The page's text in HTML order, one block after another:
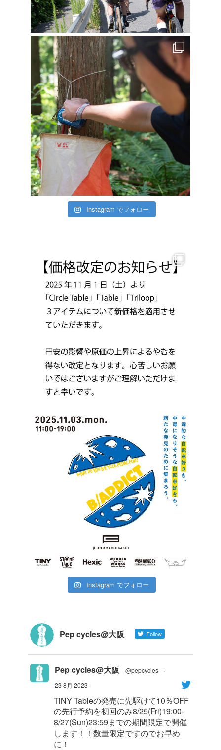
Instagram でフォロー
Instagram でフォロー
Pep cycles@大阪 Follow
Pep cycles@大阪 @pepcycles
·
23 8月 2023
TiNY Tableの発売に先駆けて10％OFF
の先行予約を初回のみ8/25(Fri)19:00-
8/27(Sun)23:59までの期間限定で開催
します！！数量限定ですのでお早め
に！